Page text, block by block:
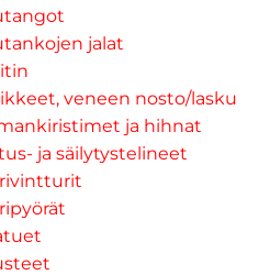
jalat
veneen nosto/lasku
ja hihnat
ja säilytystelineet